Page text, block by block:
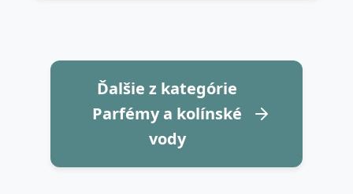
Ďalšie z kategórie
Parfémy a kolínské
vody